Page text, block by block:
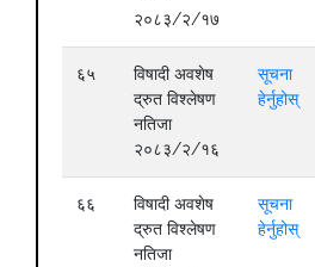
२०८३/२/१७
६५
विषादी अवशेष
द्रुत विश्लेषण
नतिजा
२०८३/२/१६
सूचना
हेर्नुहोस्
६६
विषादी अवशेष
द्रुत विश्लेषण
नतिजा
सूचना
हेर्नुहोस्